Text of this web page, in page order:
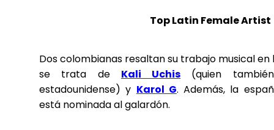
Top Latin Female Artist
Dos colombianas resaltan su trabajo musical
se trata de Kali Uchis (quien
estadounidense) y Karol G. Además, la
está nominada al galardón.